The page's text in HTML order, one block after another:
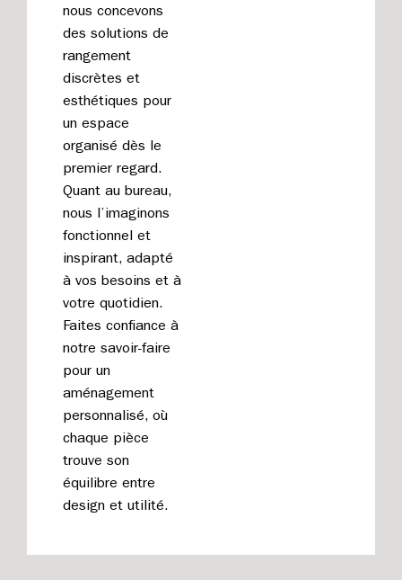
nous concevons
des solutions de
rangement
discrètes et
esthétiques pour
un espace
organisé dès le
premier regard.
Quant au bureau,
nous l’imaginons
fonctionnel et
inspirant, adapté
à vos besoins et à
votre quotidien.
Faites confiance à
notre savoir-faire
pour un
aménagement
personnalisé, où
chaque pièce
trouve son
équilibre entre
design et utilité.